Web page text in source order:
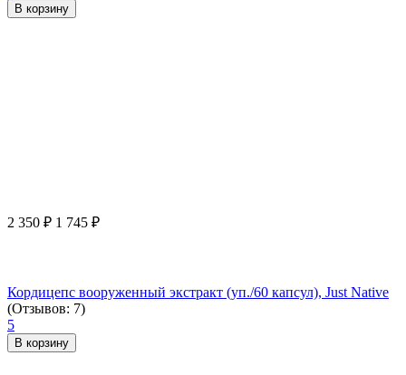
В корзину
2 350 ₽ 1 745 ₽
Кордицепс вооруженный экстракт (уп./60 капсул), Just Native
(Отзывов: 7)
5
В корзину